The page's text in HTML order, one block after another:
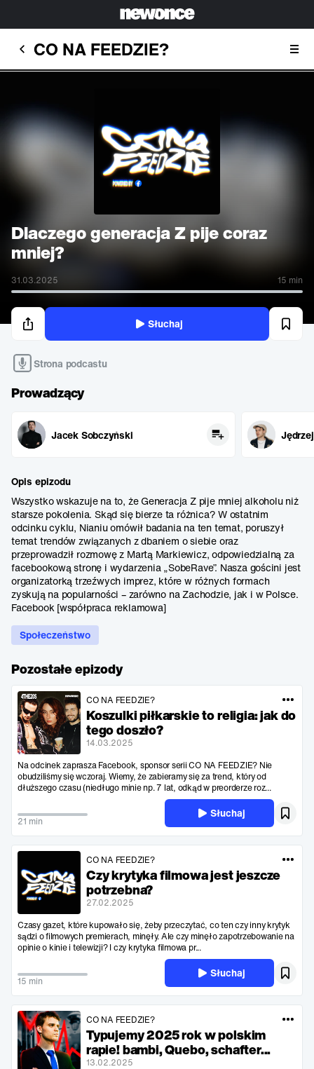
CO NA FEEDZIE?
Dlaczego generacja Z pije coraz
mniej?
31.03.2025 15 min
Słuchaj
Strona podcastu
Prowadzący
Jacek Sobczyński
Opis epizodu
Wszystko wskazuje na to, że Generacja Z pije mniej alkoholu niż
starsze pokolenia. Skąd się bierze ta różnica? W ostatnim
odcinku cyklu, Nianiu omówił badania na ten temat, poruszył
temat trendów związanych z dbaniem o siebie oraz
przeprowadził rozmowę z Martą Markiewicz, odpowiedzialną za
facebookową stronę i wydarzenia „SobeRave”. Nasza gościni jest
organizatorką trzeźwych imprez, które w różnych formach
zyskują na popularności – zarówno na Zachodzie, jak i w Polsce.
Facebook [współpraca reklamowa]
Społeczeństwo
Pozostałe epizody
CO NA FEEDZIE?
Koszulki piłkarskie to religia: jak do
tego doszło?
14.03.2025
Na odcinek zaprasza Facebook, sponsor serii CO NA FEEDZIE? Nie
obudziliśmy się wczoraj. Wiemy, że zabieramy się za trend, który od
dłuższego czasu (niedługo minie np. 7 lat, odkąd w preorderze roz...
21 min
Słuchaj
CO NA FEEDZIE?
Czy krytyka filmowa jest jeszcze
potrzebna?
27.02.2025
Czasy gazet, które kupowało się, żeby przeczytać, co ten czy inny krytyk
sądzi o filmowych premierach, minęły. Ale czy minęło zapotrzebowanie na
opinie o kinie i telewizji? I czy krytyka filmowa pr...
15 min
Słuchaj
CO NA FEEDZIE?
Typujemy 2025 rok w polskim
rapie! bambi, Quebo, schafter...
13.02.2025